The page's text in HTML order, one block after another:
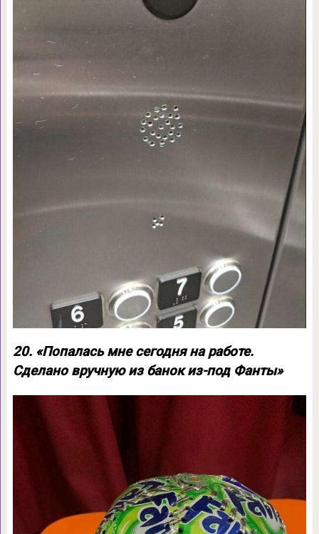
20. «Попалась мне сегодня на работе.
Сделано вручную из банок из-под Фанты»